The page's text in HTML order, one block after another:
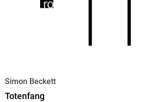
Simon Beckett
Totenfang